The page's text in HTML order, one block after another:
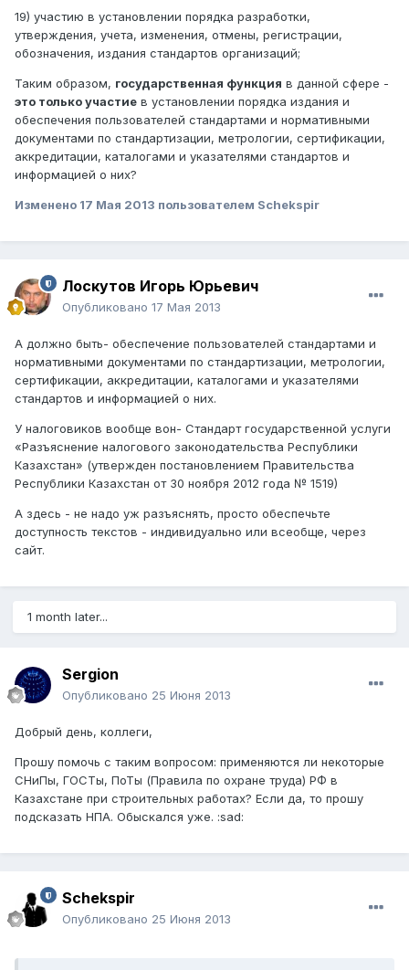
19) участию в установлении порядка разработки,
утверждения, учета, изменения, отмены, регистрации,
обозначения, издания стандартов организаций;
Таким образом, государственная функция в данной сфере -
это только участие в установлении порядка издания и
обеспечения пользователей стандартами и нормативными
документами по стандартизации, метрологии, сертификации,
аккредитации, каталогами и указателями стандартов и
информацией о них?
Изменено 17 Мая 2013 пользователем Schekspir
Лоскутов Игорь Юрьевич
Опубликовано 17 Мая 2013
А должно быть- обеспечение пользователей стандартами и
нормативными документами по стандартизации, метрологии,
сертификации, аккредитации, каталогами и указателями
стандартов и информацией о них.
У налоговиков вообще вон- Стандарт государственной услуги
«Разъяснение налогового законодательства Республики
Казахстан» (утвержден постановлением Правительства
Республики Казахстан от 30 ноября 2012 года № 1519)
А здесь - не надо уж разъяснять, просто обеспечьте
доступность текстов - индивидуально или всеобще, через
сайт.
1 month later...
Sergion
Опубликовано 25 Июня 2013
Добрый день, коллеги,
Прошу помочь с таким вопросом: применяются ли некоторые
СНиПы, ГОСТы, ПоТы (Правила по охране труда) РФ в
Казахстане при строительных работах? Если да, то прошу
подсказать НПА. Обыскался уже. :sad:
Schekspir
Опубликовано 25 Июня 2013